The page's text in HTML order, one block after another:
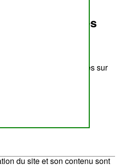
tels que
général des
sont pas encore reprises sur
du site et son contenu sont